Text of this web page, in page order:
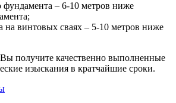
фундамента – 6-10 метров ниже
на винтовых сваях – 5-10 метров ниже
получите качественно выполненные
изыскания в кратчайшие сроки.